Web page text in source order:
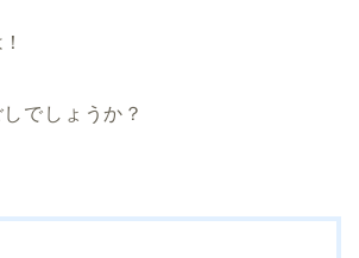
でしょうか？